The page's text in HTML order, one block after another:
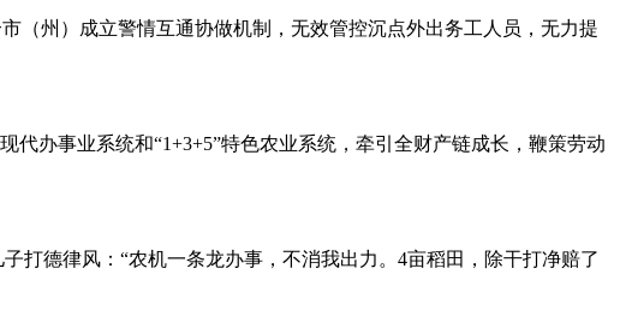
州）成立警情互通协做机制，无效管控沉点外出务工人员，无力提
办事业系统和“1+3+5”特色农业系统，牵引全财产链成长，鞭策劳动
德律风：“农机一条龙办事，不消我出力。4亩稻田，除干打净赔了